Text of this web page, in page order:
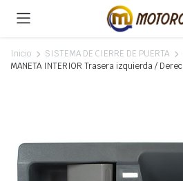
Inicio SISTEMA DE CIERRE DE PUERTA
MANETA INTERIOR Trasera izquierda /